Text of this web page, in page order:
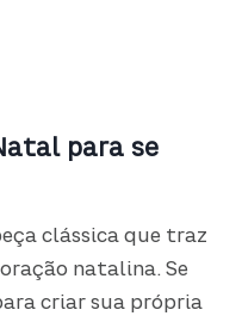
para se
clássica que traz
natalina. Se
criar sua própria